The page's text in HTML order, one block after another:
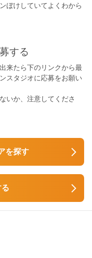
ぼけしていてよくわから
する
来たら下のリンクから最
スタジオに応募をお願い
いか、注意してくださ
を探す